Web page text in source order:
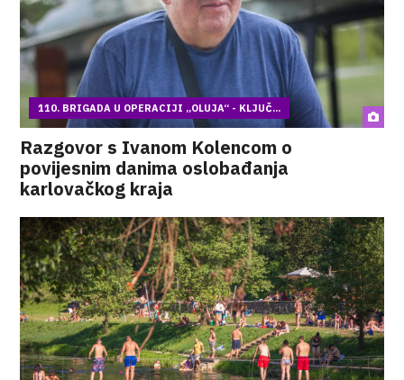
110. BRIGADA U OPERACIJI „OLUJA“ - KLJUČ...
Razgovor s Ivanom Kolencom o
povijesnim danima oslobađanja
karlovačkog kraja